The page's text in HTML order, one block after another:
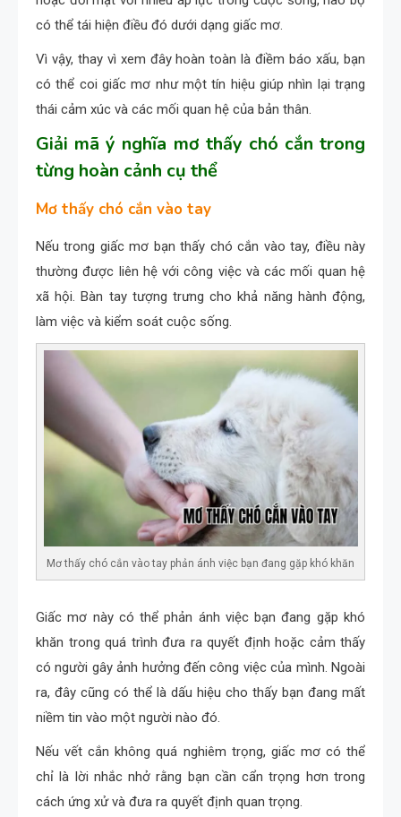
có thể tái hiện điều đó dưới dạng giấc mơ.
Vì vậy, thay vì xem đây hoàn toàn là điềm báo xấu, bạn
có thể coi giấc mơ như một tín hiệu giúp nhìn lại trạng
thái cảm xúc và các mối quan hệ của bản thân.
Giải mã ý nghĩa mơ thấy chó cắn trong
từng hoàn cảnh cụ thể
Mơ thấy chó cắn vào tay
Nếu trong giấc mơ bạn thấy chó cắn vào tay, điều này
thường được liên hệ với công việc và các mối quan hệ
xã hội. Bàn tay tượng trưng cho khả năng hành động,
làm việc và kiểm soát cuộc sống.
Mơ thấy chó cắn vào tay phản ánh việc bạn đang gặp khó khăn
Giấc mơ này có thể phản ánh việc bạn đang gặp khó
khăn trong quá trình đưa ra quyết định hoặc cảm thấy
có người gây ảnh hưởng đến công việc của mình. Ngoài
ra, đây cũng có thể là dấu hiệu cho thấy bạn đang mất
niềm tin vào một người nào đó.
Nếu vết cắn không quá nghiêm trọng, giấc mơ có thể
chỉ là lời nhắc nhở rằng bạn cần cẩn trọng hơn trong
cách ứng xử và đưa ra quyết định quan trọng.